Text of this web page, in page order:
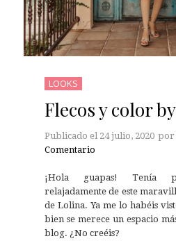
LOOKS
Flecos y color
Publicado el 24 julio, 2020 por
Comentario
¡Hola guapas! Tenía
relajadamente de este
de Lolina. Ya me lo habéis
bien se merece un espacio
blog. ¿No creéis?